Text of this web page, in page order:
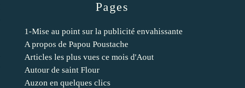
Pages
1-Mise au point sur la publicité envahissante
A propos de Papou Poustache
Articles les plus vues ce mois d'Aout
Autour de saint Flour
Auzon en quelques clics